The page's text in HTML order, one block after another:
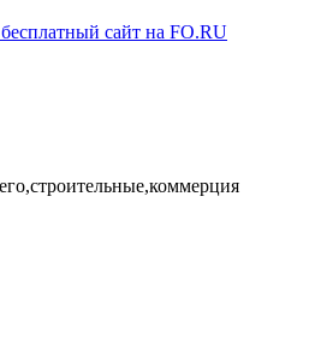
сайт на FO.RU